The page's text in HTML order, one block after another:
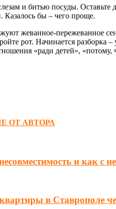
и битью посуды.
Казалось бы – чего проще.
жеванное-пережеванное
рот. Начинается
«ради детей»,
ОТ АВТОРА
и как с
в Ставрополе